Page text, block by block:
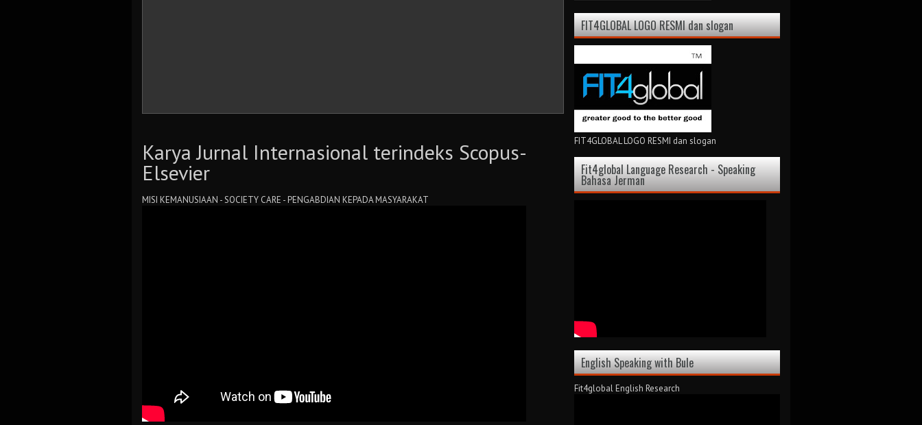
Karya Jurnal Internasional terindeks Scopus-
Elsevier
MISI KEMANUSIAAN - SOCIETY CARE - PENGABDIAN KEPADA MASYARAKAT
FIT4GLOBAL LOGO RESMI dan slogan
FIT4GLOBAL LOGO RESMI dan slogan
Fit4global Language Research - Speaking
Bahasa Jerman
English Speaking with Bule
Fit4global English Research